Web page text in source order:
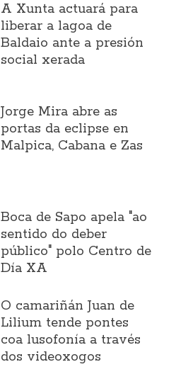
A Xunta actuará para
liberar a lagoa de
Baldaio ante a presión
social xerada
Jorge Mira abre as
portas da eclipse en
Malpica, Cabana e Zas
Boca de Sapo apela "ao
sentido do deber
público" polo Centro de
Día XA
O camariñán Juan de
Lilium tende pontes
coa lusofonía a través
dos videoxogos